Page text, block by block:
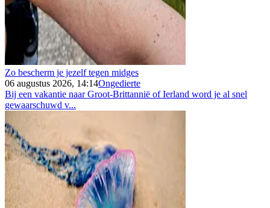
Zo bescherm je jezelf tegen midges
06 augustus 2026, 14:14Ongedierte
Bij een vakantie naar Groot-Brittannië of Ierland word je al snel
gewaarschuwd v...